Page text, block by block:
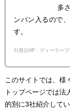
多
ンバン入るので
す。
引用元HP：ディーラー
このサイトでは、様
トップページでは
的別に3社紹介して